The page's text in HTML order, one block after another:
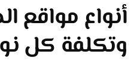
أنواع مواقع
وتكلفة كل